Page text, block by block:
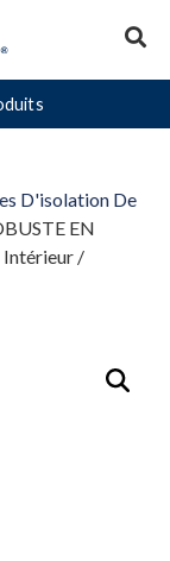
D'isolation De
EN
Intérieur /